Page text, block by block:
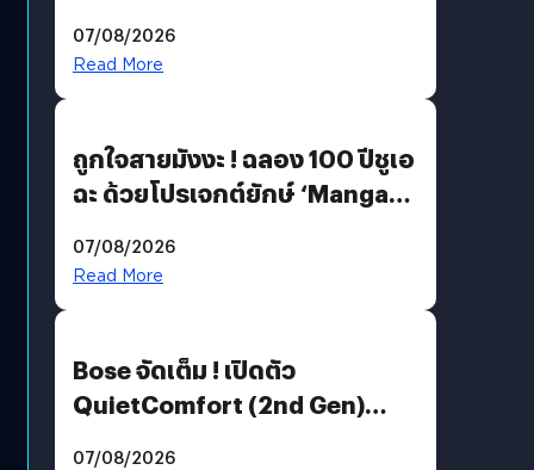
07/08/2026
Read More
ถูกใจสายมังงะ ! ฉลอง 100 ปีชูเอ
ฉะ ด้วยโปรเจกต์ยักษ์ ‘Manga
มีภาษาไทยด้วย
07/08/2026
Read More
Bose จัดเต็ม ! เปิดตัว
QuietComfort (2nd Gen)
07/08/2026